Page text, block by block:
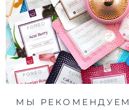
МЫ РЕКОМЕНДУЕМ